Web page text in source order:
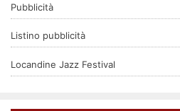
Pubblicità
Listino pubblicità
Locandine Jazz Festival